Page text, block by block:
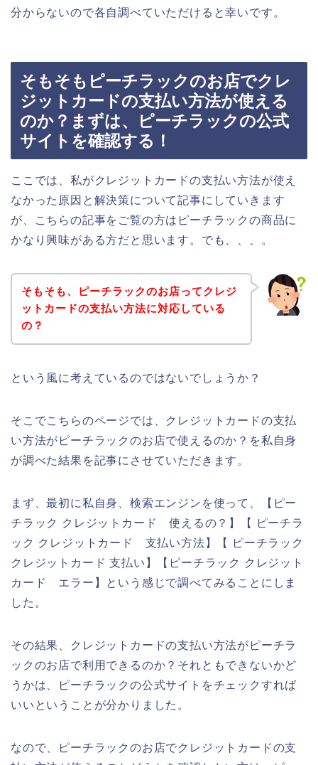
分からないので各自調べていただけると幸いです。
そもそもピーチラックのお店でクレ
ジットカードの支払い方法が使える
のか？まずは、ピーチラックの公式
サイトを確認する！
ここでは、私がクレジットカードの支払い方法が使え
なかった原因と解決策について記事にしていきます
が、こちらの記事をご覧の方はピーチラックの商品に
かなり興味がある方だと思います。でも、、、。
そもそも、ピーチラックのお店ってクレジ
ットカードの支払い方法に対応している
の？
という風に考えているのではないでしょうか？
そこでこちらのページでは、クレジットカードの支払
い方法がピーチラックのお店で使えるのか？を私自身
が調べた結果を記事にさせていただきます。
まず、最初に私自身、検索エンジンを使って、【ピー
チラック クレジットカード 使えるの？】【 ピーチラ
ック クレジットカード 支払い方法】【 ピーチラック
クレジットカード 支払い】【ピーチラック クレジット
カード エラー】という感じで調べてみることにしま
した。
その結果、クレジットカードの支払い方法がピーチラ
ックのお店で利用できるのか？それともできないかど
うかは、ピーチラックの公式サイトをチェックすれば
いいということが分かりました。
なので、ピーチラックのお店でクレジットカードの支